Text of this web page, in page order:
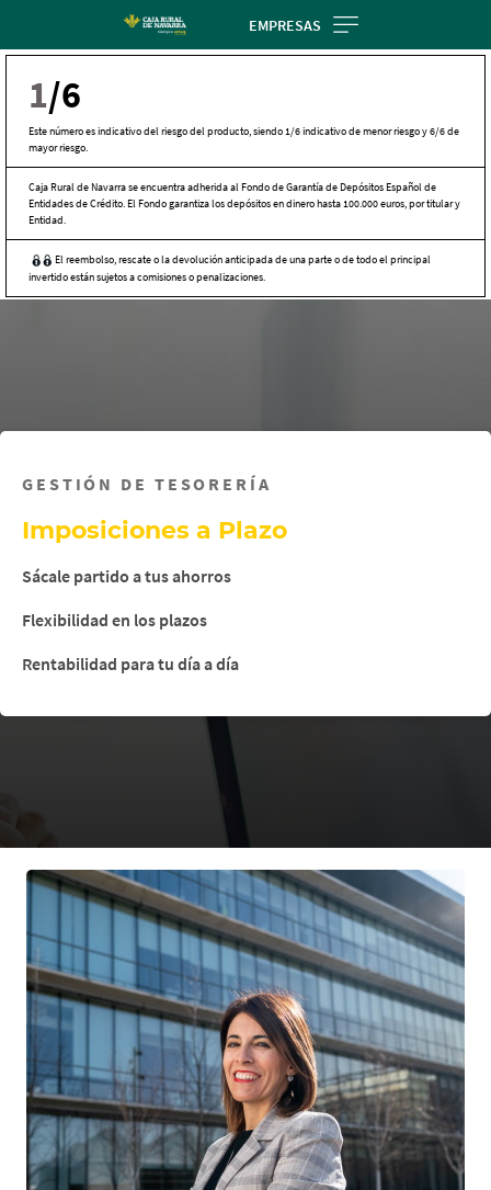
EMPRESAS
1/6
Este número es indicativo del riesgo del producto, siendo 1/6 indicativo de menor riesgo y 6/6 de
mayor riesgo.
Caja Rural de Navarra se encuentra adherida al Fondo de Garantía de Depósitos Español de
Entidades de Crédito. El Fondo garantiza los depósitos en dinero hasta 100.000 euros, por titular y
Entidad.
El reembolso, rescate o la devolución anticipada de una parte o de todo el principal
invertido están sujetos a comisiones o penalizaciones.
GESTIÓN DE TESORERÍA
Imposiciones a Plazo
Sácale partido a tus ahorros
Flexibilidad en los plazos
Rentabilidad para tu día a día